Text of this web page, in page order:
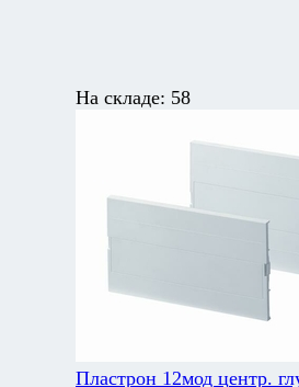
На складе: 58
Пластрон 12мод центр.